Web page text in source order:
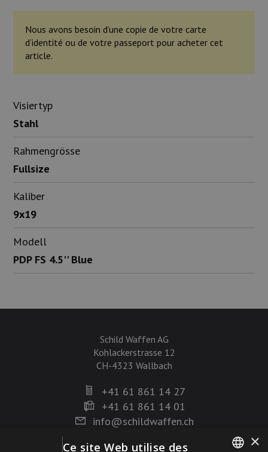
Nous avons besoin d’une copie de votre carte
d’identité ou de votre passeport pour acheter cet
article.
Visiertyp
Stahl
Rahmengrösse
Fullsize
Kaliber
9x19
Modell
PDP FS 4.5'' Blue
Schild Waffen AG
Kohlackerstrasse 12
CH-4323 Wallbach
+41 61 861 14 27
+41 61 861 14 01
info@schildwaffen.ch
×
Ce site Web utilise des